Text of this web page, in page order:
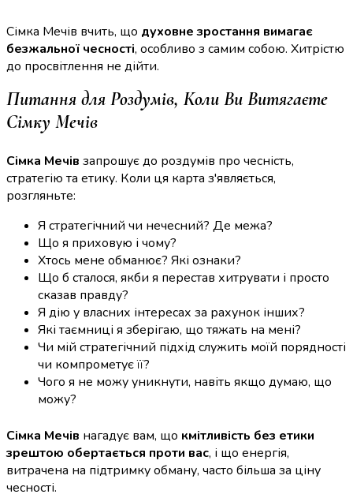
Сімка Мечів вчить, що духовне зростання вимагає
безжальної чесності, особливо з самим собою. Хитрістю
до просвітлення не дійти.
Питання для Роздумів, Коли Ви Витягаєте
Сімку Мечів
Сімка Мечів запрошує до роздумів про чесність,
стратегію та етику. Коли ця карта з'являється,
розгляньте:
Я стратегічний чи нечесний? Де межа?
Що я приховую і чому?
Хтось мене обманює? Які ознаки?
Що б сталося, якби я перестав хитрувати і просто
сказав правду?
Я дію у власних інтересах за рахунок інших?
Які таємниці я зберігаю, що тяжать на мені?
Чи мій стратегічний підхід служить моїй порядності
чи компрометує її?
Чого я не можу уникнути, навіть якщо думаю, що
можу?
Сімка Мечів нагадує вам, що кмітливість без етики
зрештою обертається проти вас, і що енергія,
витрачена на підтримку обману, часто більша за ціну
чесності.